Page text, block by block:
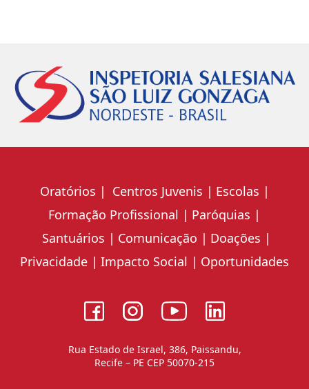
Oratórios Centros Juvenis
Escolas
Formação Profissional
Paróquias
Santuários
Comunicação
Doações
Privacidade
Impacto Social Oportunidades
Rua Estado de Israel, 386, Paissandu,
Recife – PE CEP 50070-215